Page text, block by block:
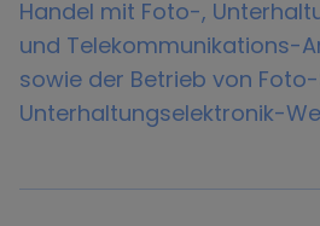
Handel mit Foto-,
und Telekommunikations-
sowie der Betrieb von
Unterhaltungselektronik-